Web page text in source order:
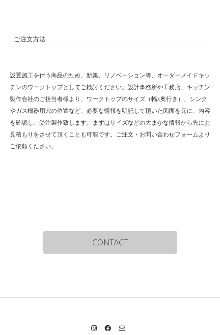
ご注文方法
設置施工を伴う商品のため、新築、リノベーション等、オーダーメイドキッ
チンのワークトップとしてご検討ください。設計事務所や工務店、キッチン
製作会社のご担当者様より、ワークトップのサイズ（幅x奥行き）、シンク
やガス機器用穴の位置など、必要な情報を明記して頂いた図面を元に、内容
を確認し、受注製作致します。まずはサイズなどの大まかな情報から先にお
見積もりをさせて頂くことも可能です。ご注文・お問い合わせフォームより
ご依頼ください。
CONTACT